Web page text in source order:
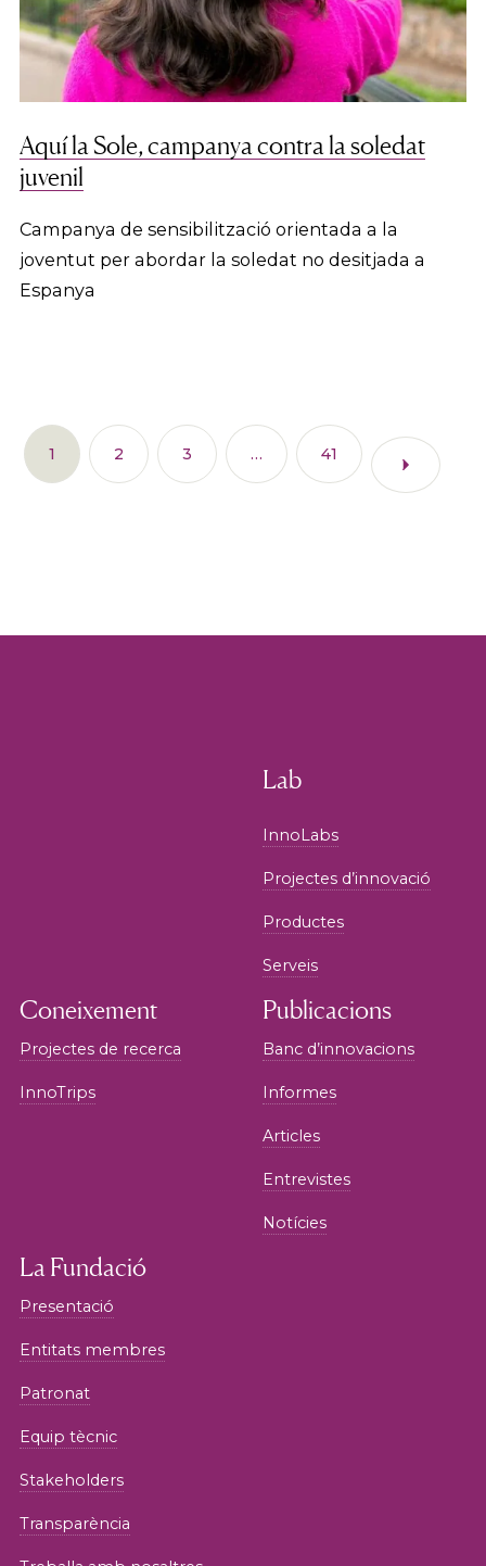
Aquí la Sole, campanya contra la soledat
juvenil
Campanya de sensibilització orientada a la
joventut per abordar la soledat no desitjada a
Espanya
1 2 3 … 41
Lab
InnoLabs
Projectes d’innovació
Productes
Serveis
Coneixement
Projectes de recerca
InnoTrips
Publicacions
Banc d’innovacions
Informes
Articles
Entrevistes
Notícies
La Fundació
Presentació
Entitats membres
Patronat
Equip tècnic
Stakeholders
Transparència